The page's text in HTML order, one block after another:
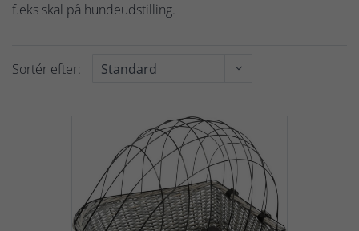
f.eks skal på hundeudstilling.
Sortér efter: